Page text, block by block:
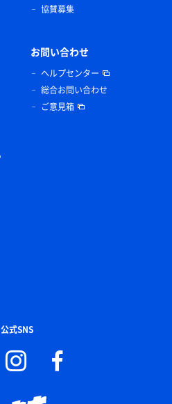
協賛募集
お問い合わせ
ヘルプセンター
総合お問い合わせ
ご意見箱
公式SNS